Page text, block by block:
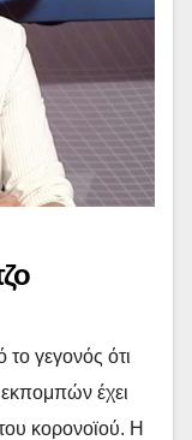
το γεγονός ότι
έχει
κορονοϊού. Η